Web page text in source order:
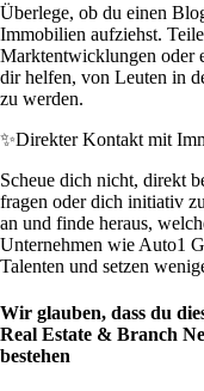
Überlege, ob du einen
Immobilien aufziehst.
Marktentwicklungen oder
dir helfen, von Leuten in
zu werden.
✨Direkter Kontakt mit
Scheue dich nicht, direkt
fragen oder dich initiativ
an und finde heraus,
Unternehmen wie Auto1
Talenten und setzen
Wir glauben, dass du
Real Estate & Branch
bestehen